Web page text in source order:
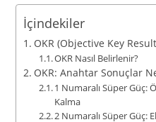
İçindekiler
OKR (Objective Key
OKR Nasıl Belirlenir?
OKR: Anahtar Sonuçlar
1 Numaralı Süper Güç:
Kalma
2 Numaralı Süper Güç: